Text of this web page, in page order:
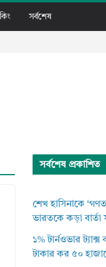
সর্বশেষ
সর্বশেষ প্রকাশিত
শেখ হাসিনাকে
ভারতকে কড়া বার্তা
১% টার্নওভার
টাকার কর ৫০